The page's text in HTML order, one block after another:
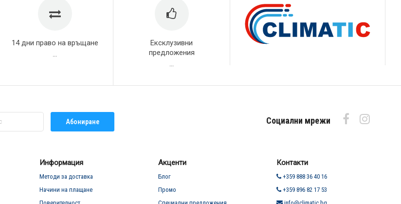
14 дни право на връщане
Ексклузивни
предложения
Абониране Социални мрежи
Информация
Методи за доставка
Начини на плащане
Акценти
Блог
Промо
Контакти
+359 888 36 40 16
+359 896 82 17 53